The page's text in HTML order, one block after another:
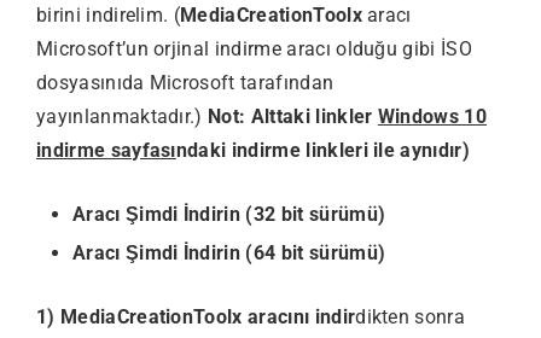
birini indirelim. (MediaCreationToolxaracı
Microsoft’un orjinal indirme aracı olduğu gibi İSO
dosyasınıda Microsoft tarafından
yayınlanmaktadır.) Not: Alttaki linkler Windows 10
indirme sayfasındaki indirme linkleri ile aynıdır)
Aracı Şimdi İndirin (32 bit sürümü)
Aracı Şimdi İndirin (64 bit sürümü)
1) MediaCreationToolx aracını indirdikten sonra